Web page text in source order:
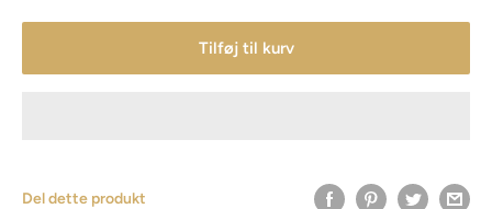
Tilføj til kurv
Del dette produkt